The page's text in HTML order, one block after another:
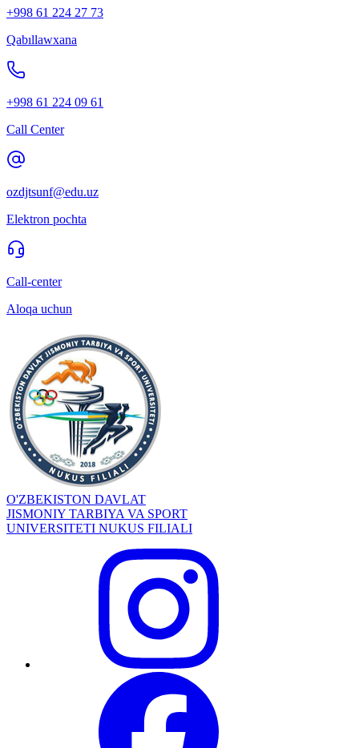
+998 61 224 27 73
Qabıllawxana
+998 61 224 09 61
Call Center
ozdjtsunf@edu.uz
Elektron pochta
Call-center
Aloqa uchun
O'ZBEKISTON DAVLAT
JISMONIY TARBIYA VA SPORT
UNIVERSITETI NUKUS FILIALI